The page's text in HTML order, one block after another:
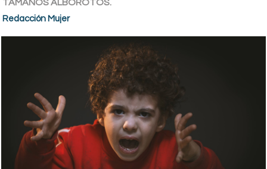
TAMAÑOS ALBOROTOS.
Redacción Mujer